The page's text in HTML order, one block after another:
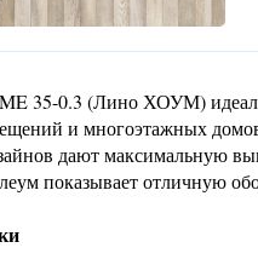
35-0.3 (Лино ХОУМ)
и многоэтажных
дают максимальную
показывает отличную